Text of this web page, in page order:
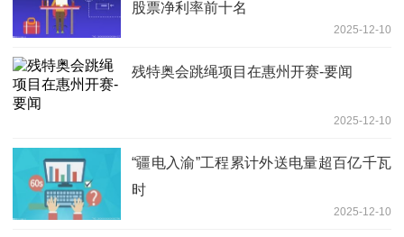
股票净利率前十名
2025-12-10
残特奥会跳绳项目在惠州开赛-要闻
2025-12-10
“疆电入渝”工程累计外送电量超百亿千瓦
时
2025-12-10